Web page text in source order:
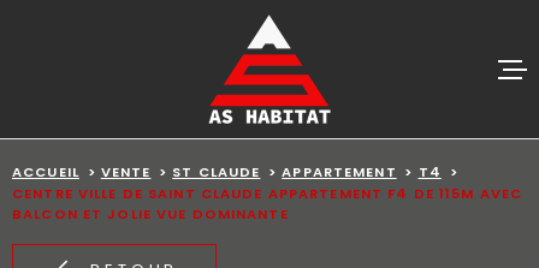
VENTES
ACCUEIL VENTE ST CLAUDE APPARTEMENT
T4
CENTRE VILLE DE SAINT CLAUDE APPARTEMENT F4 DE 115M AVEC
BALCON ET JOLIE VUE DOMINANTE